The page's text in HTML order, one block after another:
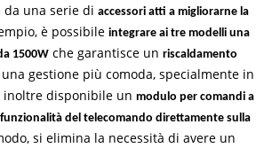
da una serie di accessori atti a migliorarne la
è possibile integrare ai tre modelli una
1500W che garantisce un riscaldamento
una gestione più comoda, specialmente in
inoltre disponibile un modulo per comandi a
del telecomando direttamente sulla
si elimina la necessità di avere un